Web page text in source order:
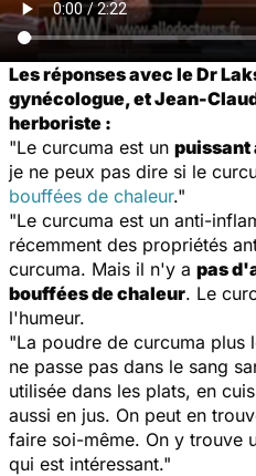
Les réponses avec le Dr
gynécologue, et Jean-
herboriste :
"Le curcuma est un
je ne peux pas dire si le
bouffées de chaleur."
"Le curcuma est un anti-
récemment des propriétés
curcuma. Mais il n'y a pas
bouffées de chaleur. Le
l'humeur.
"La poudre de curcuma plus
ne passe pas dans le sang
utilisée dans les plats, en
aussi en jus. On peut en
faire soi-même. On y trouve
qui est intéressant."